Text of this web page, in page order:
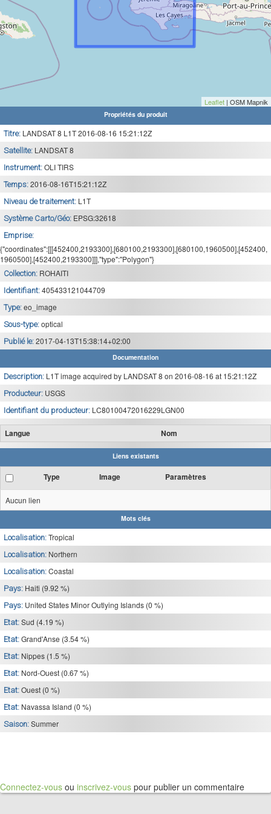
Leaflet | OSM Mapnik
Propriétés du produit
Titre: LANDSAT 8 L1T 2016-08-16 15:21:12Z
Satellite: LANDSAT 8
Instrument: OLI TIRS
Temps: 2016-08-16T15:21:12Z
Niveau de traitement: L1T
Système Carto/Géo: EPSG:32618
Emprise:
{"coordinates":[[[452400,2193300],[680100,2193300],[680100,1960500],[452400,
1960500],[452400,2193300]]],"type":"Polygon"}
Collection: ROHAITI
Identifiant: 405433121044709
Type: eo_image
Sous-type: optical
Publié le: 2017-04-13T15:38:14+02:00
Documentation
Description: L1T image acquired by LANDSAT 8 on 2016-08-16 at 15:21:12Z
Producteur: USGS
Identifiant du producteur: LC80100472016229LGN00
Langue Nom
Liens existants
Type Image Paramètres
Aucun lien
Mots clés
Localisation: Tropical
Localisation: Northern
Localisation: Coastal
Pays: Haiti (9.92 %)
Pays: United States Minor Outlying Islands (0 %)
Etat: Sud (4.19 %)
Etat: Grand'Anse (3.54 %)
Etat: Nippes (1.5 %)
Etat: Nord-Ouest (0.67 %)
Etat: Ouest (0 %)
Etat: Navassa Island (0 %)
Saison: Summer
Connectez-vous ou inscrivez-vous pour publier un commentaire